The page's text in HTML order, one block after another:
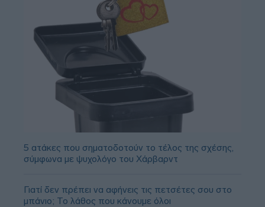
5 ατάκες που σηματοδοτούν το τέλος της σχέσης,
σύμφωνα με ψυχολόγο του Χάρβαρντ
Γιατί δεν πρέπει να αφήνεις τις πετσέτες σου στο
μπάνιο; Το λάθος που κάνουμε όλοι